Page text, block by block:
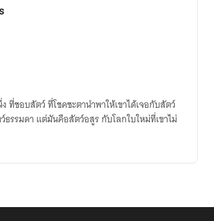
ที่ชอบสัตว์ ที่โชคชะตานำพาให้เขาได้เจอกับสัตว์